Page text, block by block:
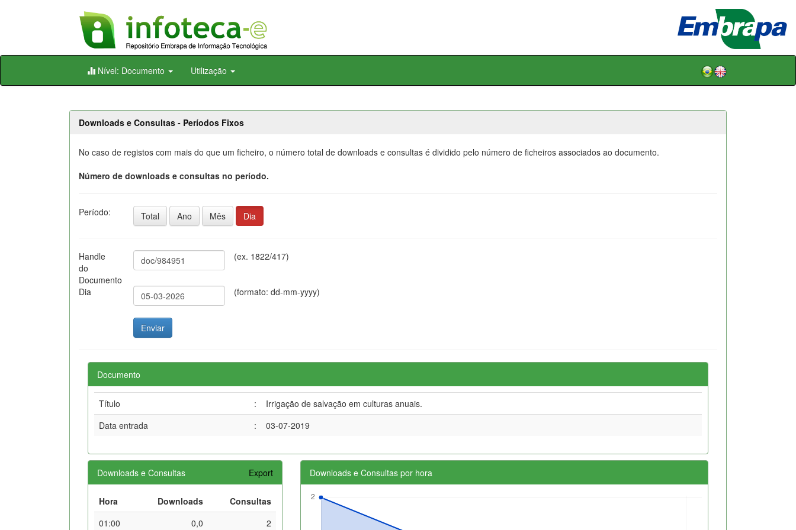
Skip
Nível: Documento Utilização
Downloads e Consultas - Períodos Fixos
No caso de registos com mais do que um ficheiro, o número total de downloads e consultas é dividido pelo número de ficheiros associados ao documento.
Número de downloads e consultas no período.
Período: Total Ano Mês Dia
Handle
do
Documento
(ex. 1822/417)
Dia (formato: dd-mm-yyyy)
Documento
Título :
Irrigação de salvação em culturas anuais.
Data entrada
: 03-07-2019
Downloads e Consultas Export
Hora Downloads
Consultas
01:00
0,0 2
Downloads e Consultas por hora